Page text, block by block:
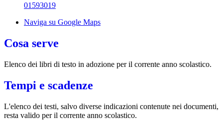
01593019
Naviga su Google Maps
Cosa serve
Elenco dei libri di testo in adozione per il corrente anno scolastico.
Tempi e scadenze
L'elenco dei testi, salvo diverse indicazioni contenute nei documenti,
resta valido per il corrente anno scolastico.